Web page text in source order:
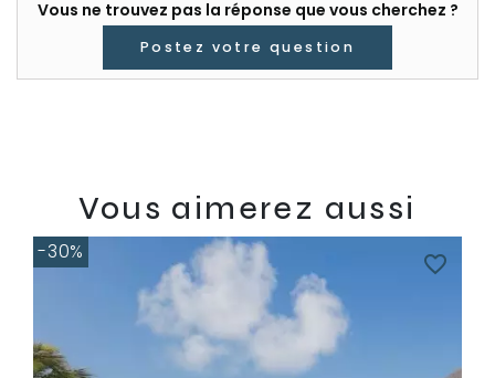
Vous ne trouvez pas la réponse que vous cherchez ?
Postez votre question
Vous aimerez aussi
favorite_border
-30%